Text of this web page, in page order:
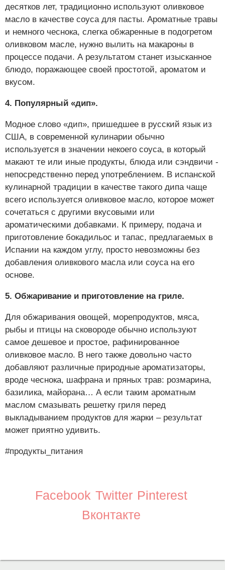
десятков лет, традиционно используют оливковое
масло в качестве соуса для пасты. Ароматные травы
и немного чеснока, слегка обжаренные в подогретом
оливковом масле, нужно вылить на макароны в
процессе подачи. А результатом станет изысканное
блюдо, поражающее своей простотой, ароматом и
вкусом.
4. Популярный «дип».
Модное слово «дип», пришедшее в русский язык из
США, в современной кулинарии обычно
используется в значении некоего соуса, в который
макают те или иные продукты, блюда или сэндвичи -
непосредственно перед употреблением. В испанской
кулинарной традиции в качестве такого дипа чаще
всего используется оливковое масло, которое может
сочетаться с другими вкусовыми или
ароматическими добавками. К примеру, подача и
приготовление бокадильос и тапас, предлагаемых в
Испании на каждом углу, просто невозможны без
добавления оливкового масла или соуса на его
основе.
5. Обжаривание и приготовление на гриле.
Для обжаривания овощей, морепродуктов, мяса,
рыбы и птицы на сковороде обычно используют
самое дешевое и простое, рафинированное
оливковое масло. В него также довольно часто
добавляют различные природные ароматизаторы,
вроде чеснока, шафрана и пряных трав: розмарина,
базилика, майорана… А если таким ароматным
маслом смазывать решетку гриля перед
выкладыванием продуктов для жарки – результат
может приятно удивить.
#продукты_питания
Facebook Twitter Pinterest
Вконтакте